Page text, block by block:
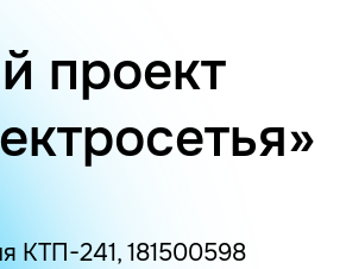
проект
КТП-241, 181500598